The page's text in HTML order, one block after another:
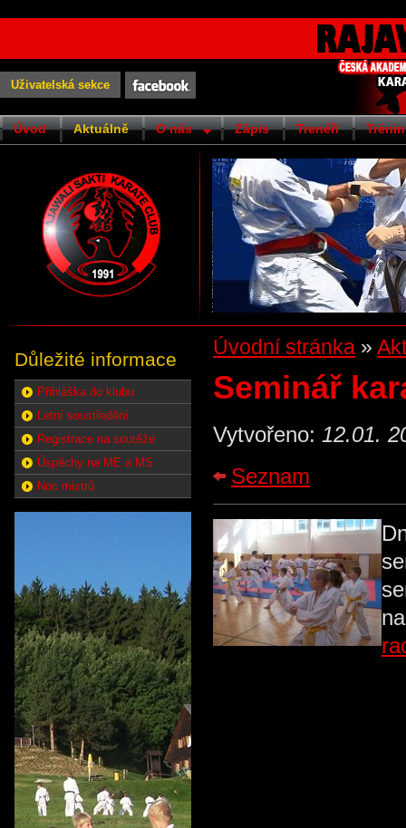
Uživatelská sekce
Úvod Aktuálně O nás Zápis Trenéři
Důležité informace
Přihláška do klubu
Letní soustředění
Registrace na soutěže
Úspěchy na ME a MS
Noc mistrů
Úvodní stránka »
Seminář
Vytvořeno: 12.01.
Seznam